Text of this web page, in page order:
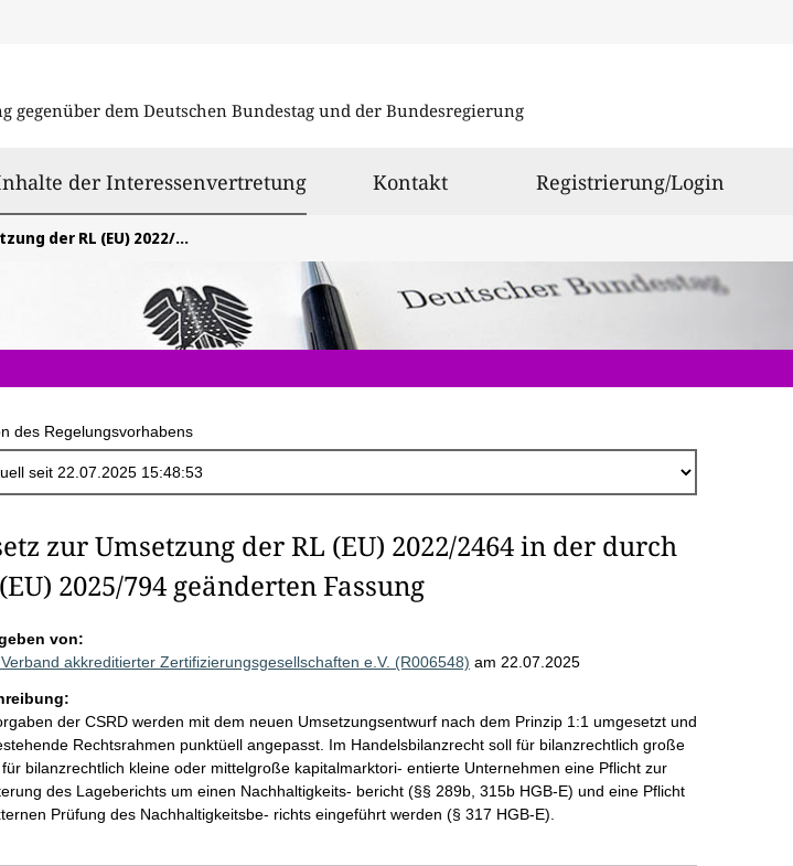
gegenüber dem Deutschen Bundestag und der Bundesregierung
der Interessenvertretungausgewählt
Kontakt Registrierung/Login
in der durch RL (EU) 2025/794 geänderten Fassung
des Regelungsvorhabens
zur Umsetzung der RL (EU) 2022/2464 in der durch
2025/794 geänderten Fassung
von:
akkreditierter Zertifizierungsgesellschaften e.V. (R006548) am 22.07.2025
der CSRD werden mit dem neuen Umsetzungsentwurf nach dem Prinzip 1:1 umgesetzt und
Rechtsrahmen punktüell angepasst. Im Handelsbilanzrecht soll für bilanzrechtlich große
bilanzrechtlich kleine oder mittelgroße kapitalmarktori- entierte Unternehmen eine Pflicht zur
des Lageberichts um einen Nachhaltigkeits- bericht (§§ 289b, 315b HGB-E) und eine Pflicht
Prüfung des Nachhaltigkeitsbe- richts eingeführt werden (§ 317 HGB-E).